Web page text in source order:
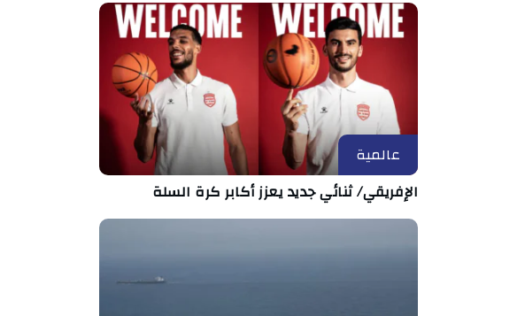
عالمية
الإفريقي/ ثنائي جديد يعزز أكابر كرة السلة